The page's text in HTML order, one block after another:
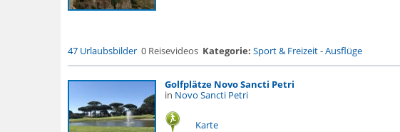
47 Urlaubsbilder 0 Reisevideos Kategorie: Sport & Freizeit-Ausflüge
Golfplätze Novo Sancti Petri
in Novo Sancti Petri
Karte